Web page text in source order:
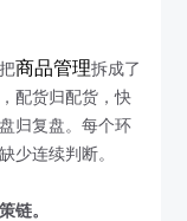
商品管理拆成了
配货归配货，快
归复盘。每个环
少连续判断。
链。